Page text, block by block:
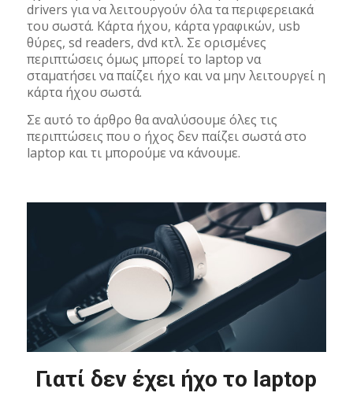
drivers για να λειτουργούν όλα τα περιφερειακά
του σωστά. Κάρτα ήχου, κάρτα γραφικών, usb
θύρες, sd readers, dvd κτλ. Σε ορισμένες
περιπτώσεις όμως μπορεί το laptop να
σταματήσει να παίζει ήχο και να μην λειτουργεί η
κάρτα ήχου σωστά.
Σε αυτό το άρθρο θα αναλύσουμε όλες τις
περιπτώσεις που ο ήχος δεν παίζει σωστά στο
laptop και τι μπορούμε να κάνουμε.
Γιατί δεν έχει ήχο το laptop